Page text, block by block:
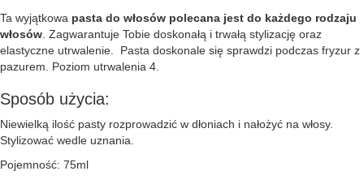
Ta wyjątkowa pasta do włosów polecana jest do każdego rodzaju
włosów . Zagwarantuje Tobie doskonałą i trwałą stylizację oraz
elastyczne utrwalenie. Pasta doskonale się sprawdzi podczas fryzur z
pazurem. Poziom utrwalenia 4.
Sposób użycia:
Niewielką ilość pasty rozprowadzić w dłoniach i nałożyć na włosy.
Stylizować wedle uznania.
Pojemność: 75ml